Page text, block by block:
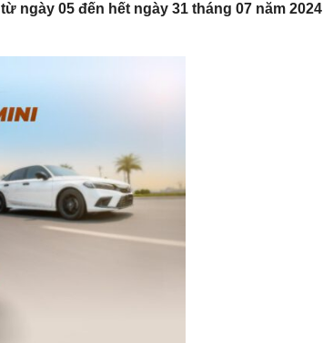
từ ngày 05 đến hết ngày 31 tháng 07 năm 2024